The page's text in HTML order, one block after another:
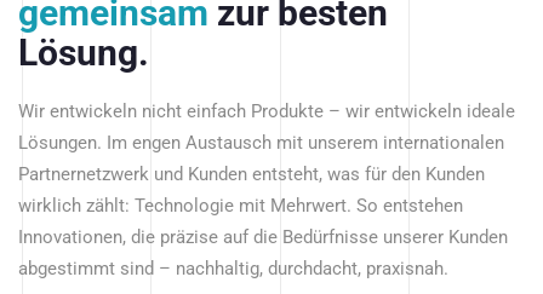
gemeinsam zur besten
Lösung.
Wir entwickeln nicht einfach Produkte – wir entwickeln ideale
Lösungen. Im engen Austausch mit unserem internationalen
Partnernetzwerk und Kunden entsteht, was für den Kunden
wirklich zählt: Technologie mit Mehrwert. So entstehen
Innovationen, die präzise auf die Bedürfnisse unserer Kunden
abgestimmt sind – nachhaltig, durchdacht, praxisnah.